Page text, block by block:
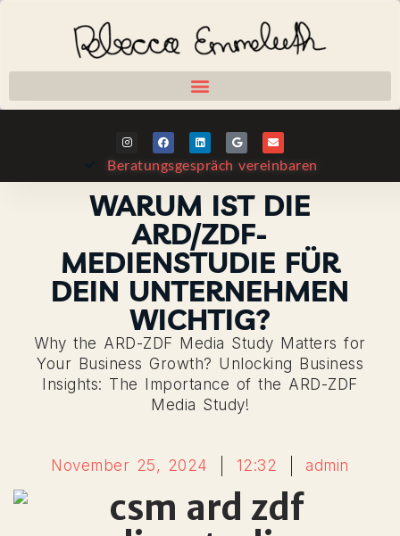
Beratungsgespräch vereinbaren
WARUM IST DIE
ARD/ZDF-
MEDIENSTUDIE FÜR
DEIN UNTERNEHMEN
WICHTIG?
Why the ARD-ZDF Media Study Matters for
Your Business Growth? Unlocking Business
Insights: The Importance of the ARD-ZDF
Media Study!
November 25, 2024 12:32 admin